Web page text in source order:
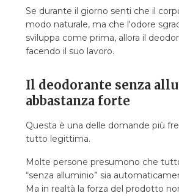
Se durante il giorno senti che il
modo naturale, ma che l'odore
sviluppa come prima, allora il
facendo il suo lavoro.
Il deodorante senza
abbastanza forte
Questa è una delle domande più
tutto legittima.
Molte persone presumono che
“senza alluminio” sia
Ma in realtà la forza del prodotto